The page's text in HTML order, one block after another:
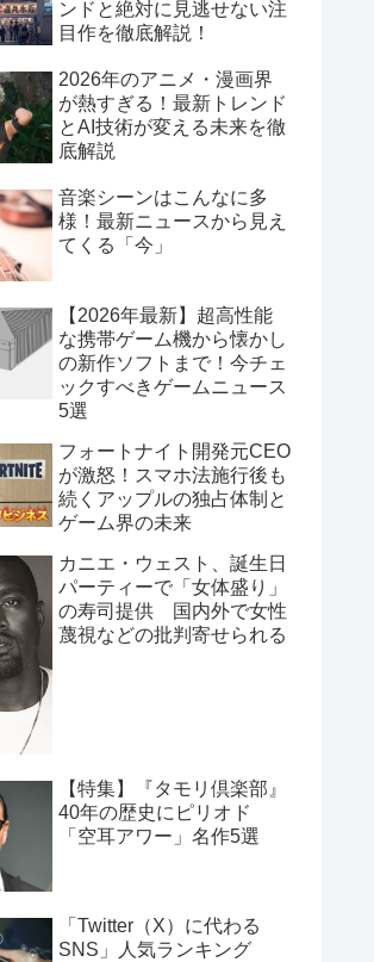
ンドと絶対に見逃せない注
目作を徹底解説！
2026年のアニメ・漫画界
が熱すぎる！最新トレンド
とAI技術が変える未来を徹
底解説
音楽シーンはこんなに多
様！最新ニュースから見え
てくる「今」
【2026年最新】超高性能
な携帯ゲーム機から懐かし
の新作ソフトまで！今チェ
ックすべきゲームニュース
5選
フォートナイト開発元CEO
が激怒！スマホ法施行後も
続くアップルの独占体制と
ゲーム界の未来
カニエ・ウェスト、誕生日
パーティーで「女体盛り」
の寿司提供 国内外で女性
蔑視などの批判寄せられる
【特集】『タモリ倶楽部』
40年の歴史にピリオド
「空耳アワー」名作5選
「Twitter（X）に代わる
SNS」人気ランキング